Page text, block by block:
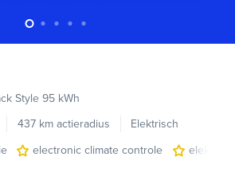
Style 95 kWh
437 km actieradius
Elektrisch
electronic climate controle